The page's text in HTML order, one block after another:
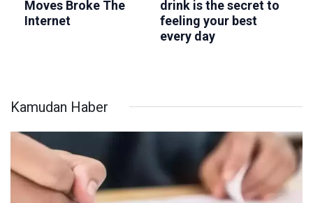
Kamudan Haber